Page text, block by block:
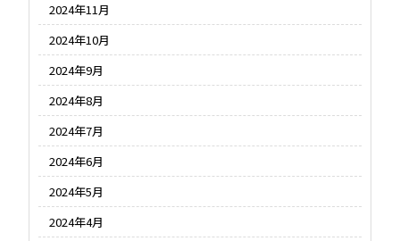
2024年11月
2024年10月
2024年9月
2024年8月
2024年7月
2024年6月
2024年5月
2024年4月